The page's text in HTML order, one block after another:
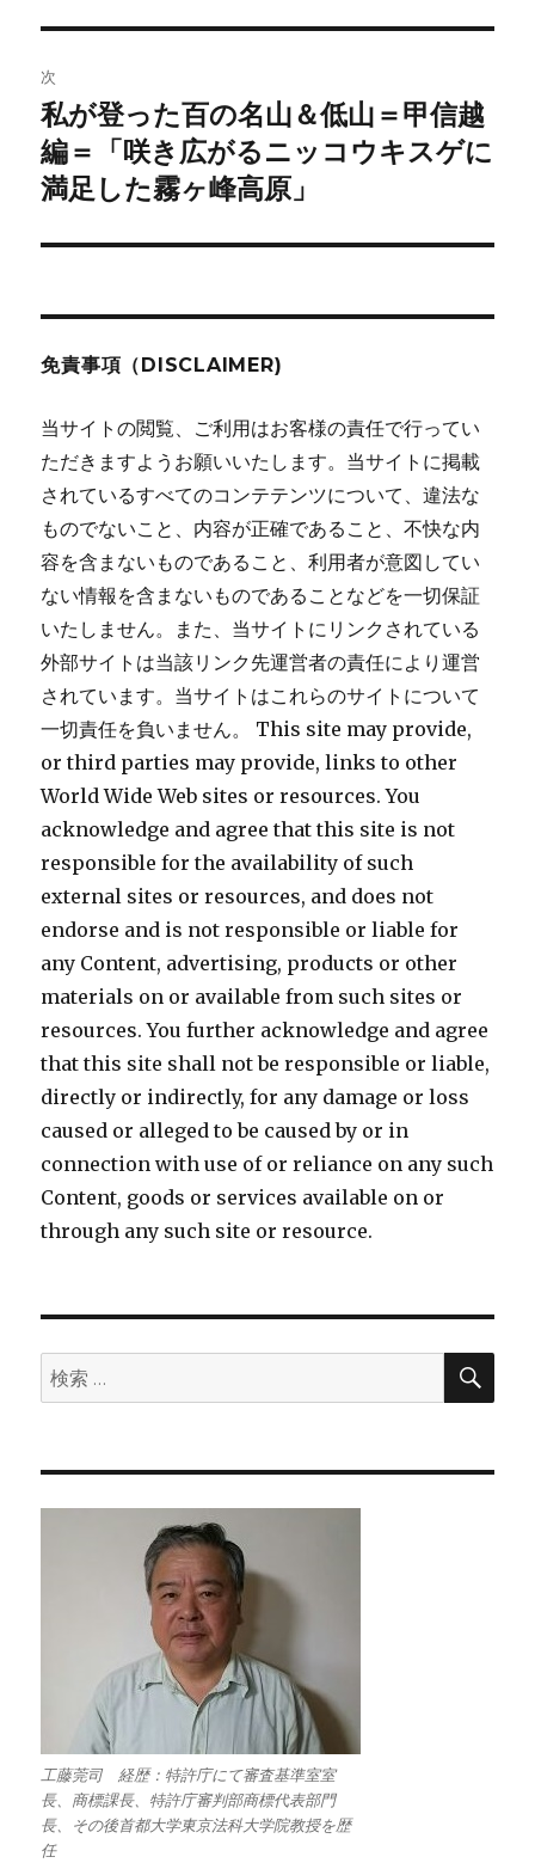
ビ
ゲ
ー
シ
稿:
次
次
の
投
私が登った百の名山＆低山＝甲信越
編＝「咲き広がるニッコウキスゲに
満足した霧ヶ峰高原」
免責事項（DISCLAIMER)
当サイトの閲覧、ご利用はお客様の責任で行ってい
ただきますようお願いいたします。当サイトに掲載
されているすべてのコンテテンツについて、違法な
ものでないこと、内容が正確であること、不快な内
容を含まないものであること、利用者が意図してい
ない情報を含まないものであることなどを一切保証
いたしません。また、当サイトにリンクされている
外部サイトは当該リンク先運営者の責任により運営
されています。当サイトはこれらのサイトについて
一切責任を負いません。 This site may provide,
or third parties may provide, links to other
World Wide Web sites or resources. You
acknowledge and agree that this site is not
responsible for the availability of such
external sites or resources, and does not
endorse and is not responsible or liable for
any Content, advertising, products or other
materials on or available from such sites or
resources. You further acknowledge and agree
that this site shall not be responsible or liable,
directly or indirectly, for any damage or loss
caused or alleged to be caused by or in
connection with use of or reliance on any such
Content, goods or services available on or
through any such site or resource.
検
索:
検
工藤莞司 経歴：特許庁にて審査基準室室
長、商標課長、特許庁審判部商標代表部門
長、その後首都大学東京法科大学院教授を歴
任